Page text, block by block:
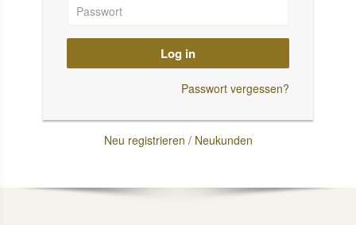
Log in
Passwort vergessen?
Neu registrieren / Neukunden